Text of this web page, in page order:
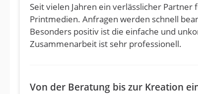
Seit vielen Jahren ein verlässlicher
Printmedien. Anfragen werden schnell
Besonders positiv ist die einfache und
Zusammenarbeit ist sehr professionell.
Von der Beratung bis zur Kreation